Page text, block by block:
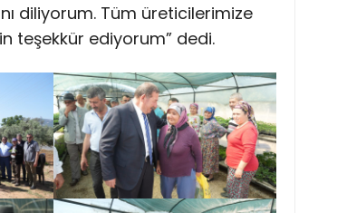
diliyorum. Tüm üreticilerimize
teşekkür ediyorum” dedi.